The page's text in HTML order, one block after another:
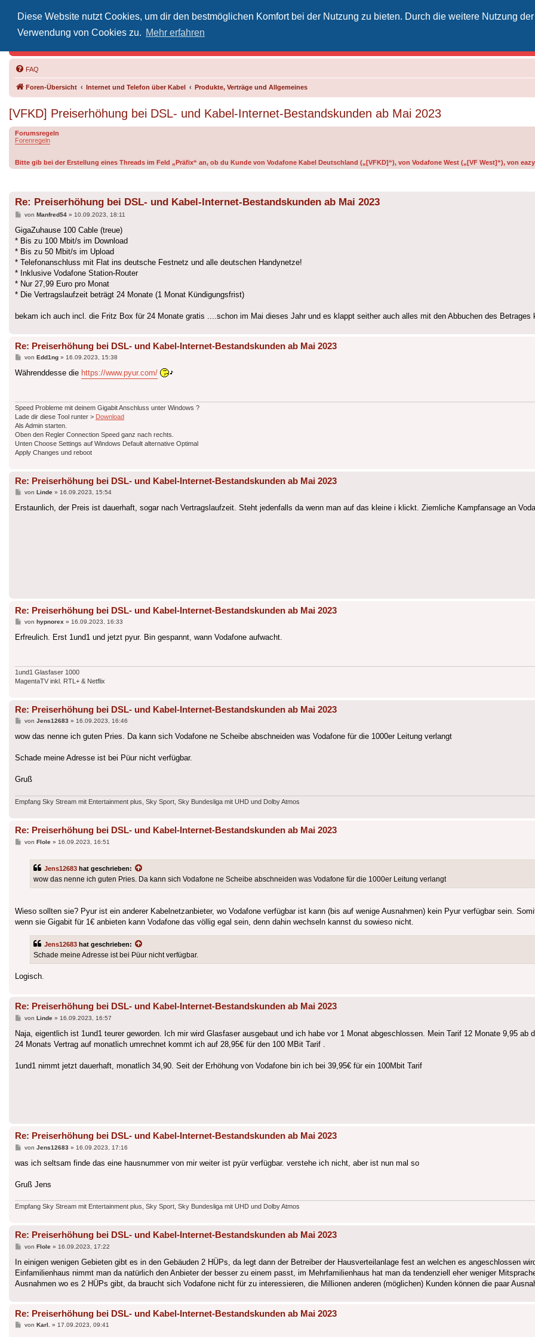
Diese Website nutzt Cookies, um dir den bestmöglichen Komfort bei der Nutzung zu bieten. Durch die weitere Nutzung
Verwendung von Cookies zu. Mehr erfahren
FAQ
Foren-Übersicht Internet und Telefon über Kabel Produkte, Verträge und Allgemeines
[VFKD] Preiserhöhung bei DSL- und Kabel-Internet-Bestandskunden ab Mai 2023
Forumsregeln
Forenregeln
Bitte gib bei der Erstellung eines Threads im Feld „Präfix“ an, ob du Kunde von Vodafone Kabel Deutschland („[VFKD]“), von Vodafone West („[VF West]“), von
Re: Preiserhöhung bei DSL- und Kabel-Internet-Bestandskunden ab Mai 2023
Beitrag
von Manfred54» 10.09.2023, 18:11
GigaZuhause 100 Cable (treue)
* Bis zu 100 Mbit/s im Download
* Bis zu 50 Mbit/s im Upload
* Telefonanschluss mit Flat ins deutsche Festnetz und alle deutschen Handynetze!
* Inklusive Vodafone Station-Router
* Nur 27,99 Euro pro Monat
* Die Vertragslaufzeit beträgt 24 Monate (1 Monat Kündigungsfrist)
bekam ich auch incl. die Fritz Box für 24 Monate gratis ....schon im Mai dieses Jahr und es klappt seither auch alles mit den Abbuchen des Betrages
Re: Preiserhöhung bei DSL- und Kabel-Internet-Bestandskunden ab Mai 2023
Beitrag
von Edd1ng» 16.09.2023, 15:38
Währenddesse die https://www.pyur.com/
Speed Probleme mit deinem Gigabit Anschluss unter Windows ?
Lade dir diese Tool runter > Download
Als Admin starten.
Oben den Regler Connection Speed ganz nach rechts.
Unten Choose Settings auf Windows Default alternative Optimal
Apply Changes und reboot
Re: Preiserhöhung bei DSL- und Kabel-Internet-Bestandskunden ab Mai 2023
Beitrag
von Linde» 16.09.2023, 15:54
Erstaunlich, der Preis ist dauerhaft, sogar nach Vertragslaufzeit. Steht jedenfalls da wenn man auf das kleine i klickt. Ziemliche Kampfansage an
Re: Preiserhöhung bei DSL- und Kabel-Internet-Bestandskunden ab Mai 2023
Beitrag
von hypnorex» 16.09.2023, 16:33
Erfreulich. Erst 1und1 und jetzt pyur. Bin gespannt, wann Vodafone aufwacht.
1und1 Glasfaser 1000
MagentaTV inkl. RTL+ & Netflix
Re: Preiserhöhung bei DSL- und Kabel-Internet-Bestandskunden ab Mai 2023
Beitrag
von Jens12683 » 16.09.2023, 16:46
wow das nenne ich guten Pries. Da kann sich Vodafone ne Scheibe abschneiden was Vodafone für die 1000er Leitung verlangt
Schade meine Adresse ist bei Püur nicht verfügbar.
Gruß
Empfang Sky Stream mit Entertainment plus, Sky Sport, Sky Bundesliga mit UHD und Dolby Atmos
Re: Preiserhöhung bei DSL- und Kabel-Internet-Bestandskunden ab Mai 2023
Beitrag
von Flole» 16.09.2023, 16:51
Jens12683 hat geschrieben:
wow das nenne ich guten Pries. Da kann sich Vodafone ne Scheibe abschneiden was Vodafone für die 1000er Leitung verlangt
Wieso sollten sie? Pyur ist ein anderer Kabelnetzanbieter, wo Vodafone verfügbar ist kann (bis auf wenige Ausnahmen) kein Pyur verfügbar sein.
wenn sie Gigabit für 1€ anbieten kann Vodafone das völlig egal sein, denn dahin wechseln kannst du sowieso nicht.
Jens12683 hat geschrieben:
Schade meine Adresse ist bei Püur nicht verfügbar.
Logisch.
Re: Preiserhöhung bei DSL- und Kabel-Internet-Bestandskunden ab Mai 2023
Beitrag
von Linde» 16.09.2023, 16:57
Naja, eigentlich ist 1und1 teurer geworden. Ich mir wird Glasfaser ausgebaut und ich habe vor 1 Monat abgeschlossen. Mein Tarif 12 Monate 9,95 ab
24 Monats Vertrag auf monatlich umrechnet kommt ich auf 28,95€ für den 100 MBit Tarif .
1und1 nimmt jetzt dauerhaft, monatlich 34,90. Seit der Erhöhung von Vodafone bin ich bei 39,95€ für ein 100Mbit Tarif
Re: Preiserhöhung bei DSL- und Kabel-Internet-Bestandskunden ab Mai 2023
Beitrag
von Jens12683» 16.09.2023, 17:16
was ich seltsam finde das eine hausnummer von mir weiter ist pyür verfügbar. verstehe ich nicht, aber ist nun mal so
Gruß Jens
Empfang Sky Stream mit Entertainment plus, Sky Sport, Sky Bundesliga mit UHD und Dolby Atmos
Re: Preiserhöhung bei DSL- und Kabel-Internet-Bestandskunden ab Mai 2023
Beitrag
von Flole» 16.09.2023, 17:22
In einigen wenigen Gebieten gibt es in den Gebäuden 2 HÜPs, da legt dann der Betreiber der Hausverteilanlage fest an welchen es angeschlossen
Einfamilienhaus nimmt man da natürlich den Anbieter der besser zu einem passt, im Mehrfamilienhaus hat man da tendenziell eher weniger
Ausnahmen wo es 2 HÜPs gibt, da braucht sich Vodafone nicht für zu interessieren, die Millionen anderen (möglichen) Kunden können die paar
Re: Preiserhöhung bei DSL- und Kabel-Internet-Bestandskunden ab Mai 2023
Beitrag
von Karl. » 17.09.2023, 09:41